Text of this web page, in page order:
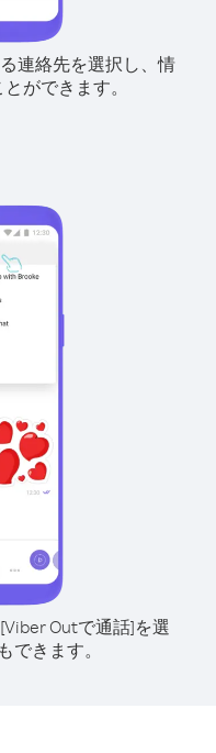
連絡先を選択し、情
ができます。
Outで通話]を選
できます。